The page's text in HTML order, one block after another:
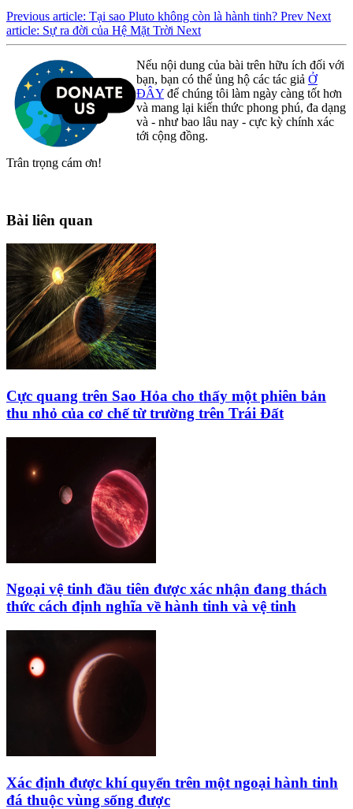
Previous article: Tại sao Pluto không còn là hành tinh? Prev Next
article: Sự ra đời của Hệ Mặt Trời Next
Nếu nội dung của bài trên hữu ích đối với
bạn, bạn có thể ủng hộ các tác giả Ở
ĐÂY để chúng tôi làm ngày càng tốt hơn
và mang lại kiến thức phong phú, đa dạng
và - như bao lâu nay - cực kỳ chính xác
tới cộng đồng.
Trân trọng cám ơn!
Bài liên quan
Cực quang trên Sao Hỏa cho thấy một phiên bản
thu nhỏ của cơ chế từ trường trên Trái Đất
Ngoại vệ tinh đầu tiên được xác nhận đang thách
thức cách định nghĩa về hành tinh và vệ tinh
Xác định được khí quyển trên một ngoại hành tinh
đá thuộc vùng sống được